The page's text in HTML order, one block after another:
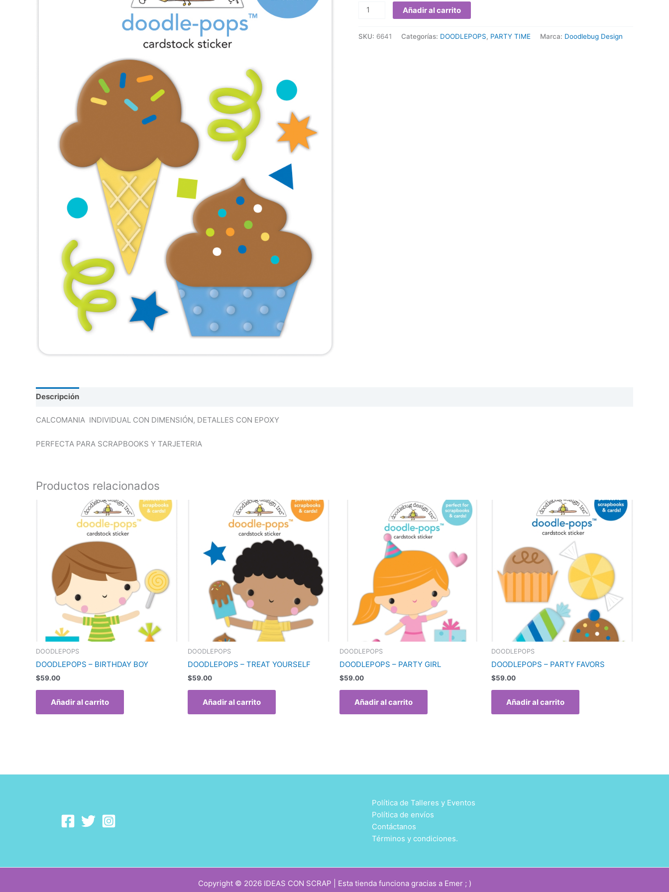
Añadir al carrito
SKU: 6641 Categorías: DOODLEPOPS, PARTY TIME Marca: Doodlebug Design
Descripción
CALCOMANIA INDIVIDUAL CON DIMENSIÓN, DETALLES CON EPOXY
PERFECTA PARA SCRAPBOOKS Y TARJETERIA
Productos relacionados
DOODLEPOPS
DOODLEPOPS – BIRTHDAY BOY
$59.00
Añadir al carrito
DOODLEPOPS
DOODLEPOPS – TREAT YOURSELF
$59.00
Añadir al carrito
DOODLEPOPS
DOODLEPOPS – PARTY GIRL
$59.00
Añadir al carrito
DOODLEPOPS
DOODLEPOPS – PARTY FAVORS
$59.00
Añadir al carrito
Política de Talleres y Eventos
Política de envíos
Contáctanos
Términos y condiciones.
Copyright © 2026 IDEAS CON SCRAP | Esta tienda funciona gracias a Emer ; )